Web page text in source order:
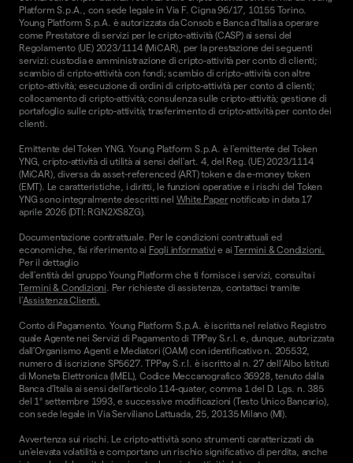
Platform S.p.A., con sede legale in Via F. Cigna 96/17, 10155 Torino.
Young Platform S.p.A. è autorizzata da Consob e Banca d'Italia a operare
come Prestatore di servizi per le cripto-attività (CASP) ai sensi del
Regolamento (UE) 2023/1114 (MiCAR), per la prestazione dei seguenti
servizi: custodia e amministrazione di cripto-attività per conto di clienti;
scambio di cripto-attività con fondi; scambio di cripto-attività con altre
cripto-attività; esecuzione di ordini di cripto-attività per conto di clienti;
collocamento di cripto-attività; consulenza sulle cripto-attività; gestione di
portafoglio sulle cripto-attività; trasferimento di cripto-attività per conto dei
clienti.
Emittente del Token YNG. Young Platform S.p.A. è l'emittente del Token
YNG, cripto-attività di utilità ai sensi dell'art. 4, del Reg. (UE) 2023/1114
(MiCAR), diversa da asset-referenced (ART) token e da e-money token
(EMT). Le caratteristiche, i diritti, le funzioni operative e i rischi del Token
YNG sono integralmente descritti nel White Papernotificato in data 17
aprile 2026 (DTI: RGN2XS8ZG).
Documentazione contrattuale. Per le condizioni contrattuali ed
economiche, fai riferimento ai Fogli informativi e aiTermini & Condizioni.
Per il dettaglio
dell'entità del gruppo Young Platform che ti fornisce i servizi, consulta i
Termini & Condizioni. Per richieste di assistenza, contattaci tramite
l'Assistenza Clienti.
Conto di Pagamento. Young Platform S.p.A. è iscritta nel relativo Registro
quale Agente nei Servizi di Pagamento di TPPay S.r.l. e, dunque, autorizzata
dall’Organismo Agenti e Mediatori (OAM) con identificativo n. 205532,
numero di iscrizione SP5627. TPPay S.r.l. è iscritto al n. 27 dell’Albo Istituti
di Moneta Elettronica (IMEL), Codice Meccanografico 36928, tenuto dalla
Banca d’Italia ai sensi dell’articolo 114-quater, comma 1 del D. Lgs. n. 385
del 1° settembre 1993, e successive modificazioni (Testo Unico Bancario),
con sede legale in Via Serviliano Lattuada, 25, 20135 Milano (MI).
Avvertenza sui rischi. Le cripto-attività sono strumenti caratterizzati da
un'elevata volatilità e comportano un rischio significativo di perdita, anche